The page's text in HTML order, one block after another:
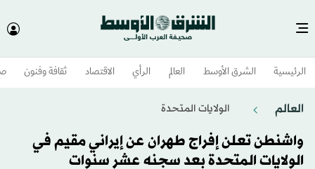
الرئيسية الشرق الأوسط​ العالم الرأي الاقتصاد ثقافة وفنون
العالم الولايات المتحدة​
واشنطن تعلن إفراج طهران عن إيراني مقيم في
الولايات المتحدة بعد سجنه عشر سنوات